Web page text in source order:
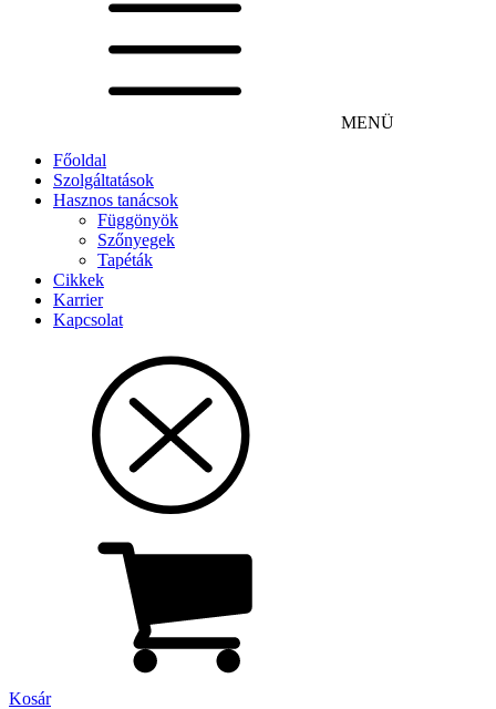
MENÜ
Főoldal
Szolgáltatások
Hasznos tanácsok
Függönyök
Szőnyegek
Tapéták
Cikkek
Karrier
Kapcsolat
Kosár